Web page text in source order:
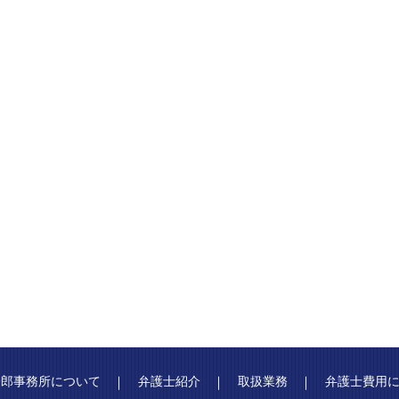
事務所について 弁護士紹介 取扱業務 弁護士費用